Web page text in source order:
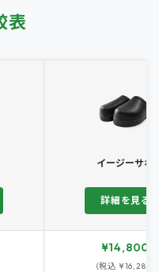
表
イージーサボ
詳細を見る
¥14,800
(税込 ¥16,280)